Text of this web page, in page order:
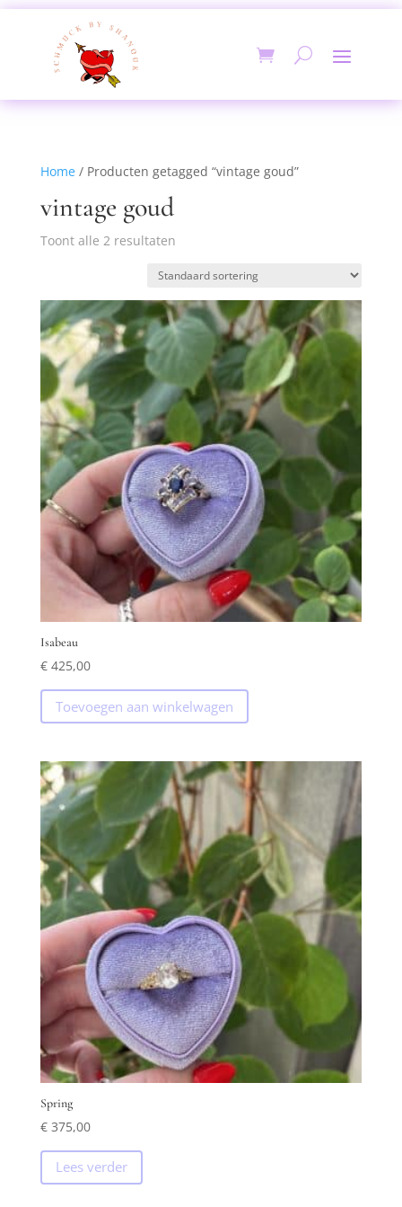
Home/ Producten getagged “vintage goud”
vintage goud
Toont alle 2 resultaten
Isabeau
€425,00
Toevoegen aan winkelwagen
Spring
€375,00
Lees verder